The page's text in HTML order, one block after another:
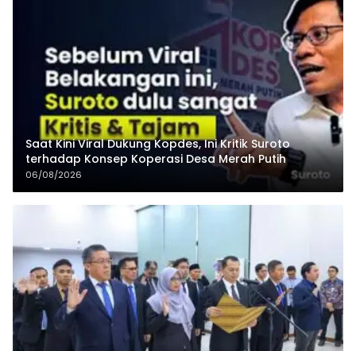
Saat Kini Viral Dukung Kopdes, Ini Kritik Suroto
terhadap Konsep Koperasi Desa Merah Putih
06/08/2026